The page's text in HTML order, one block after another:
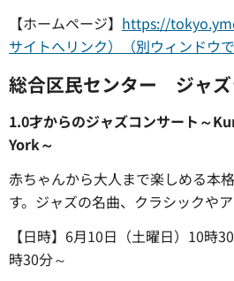
【ホームページ】 https://
サイトへリンク）（別ウィンドウで
総合区民センター ジャ
1.0才からのジャズコンサート～
York～
赤ちゃんから大人まで楽しめる本
す。ジャズの名曲、クラシックや
【日時】6月10日（土曜日）10時
時30分～